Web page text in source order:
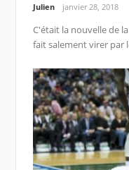
Julien janvier 28, 2018
C'était la nouvelle de
fait salement virer par